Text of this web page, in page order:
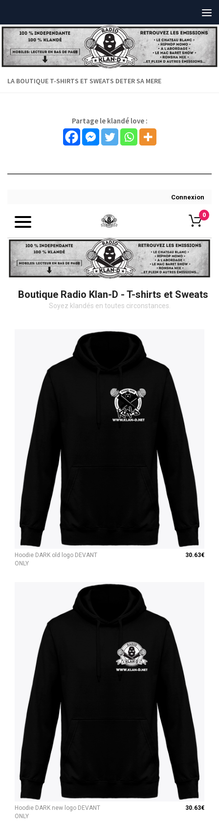
LA BOUTIQUE T-SHIRTS ET SWEATS DETER SA MERE
Partage le klandé love :